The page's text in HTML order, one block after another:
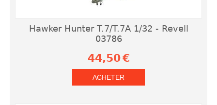
Hawker Hunter T.7/T.7A 1/32 - Revell
03786
44,50€
ACHETER